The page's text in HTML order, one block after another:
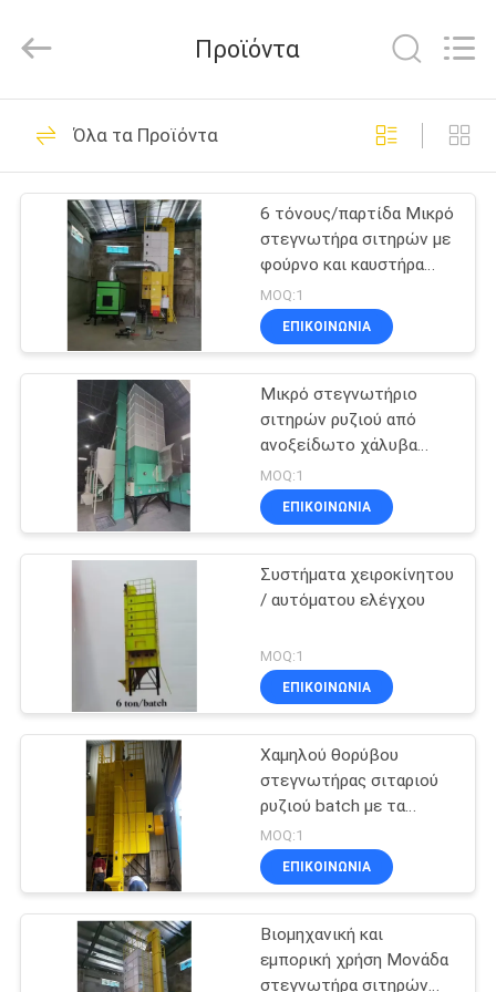
ΣΠΊΤΙ
ΠΡΟΪΌΝΤΑ
ΠΕΡΊΠΟΥ
ΓΎΡΟΣ
ΕΡΓΟΣΤΑΣΊΩΝ
ΠΟΙΟΤΙΚΌΣ
ΈΛΕΓΧΟΣ
ΕΛΆΤΕ
ΜΕ
ΕΙΔΉΣΕΙΣ
ΖΗΤΉΣΤΕ
ΈΝΑ
ΑΠΌΣΠΑΣΜΑ
Reserved.
Ξηραντής κόκκων
ρυζιού
51
Στεγνωτήρας
σιταριού batch
56
Στεγνωτήριο με
μικρά σιτάρια
Στεγνωτήρας
μεικτής ροής
Προϊόντα
Όλα τα Προϊόντα
6 τόνους/παρτίδα Μικρό
στεγνωτήρα σιτηρών με
φούρνο και καυστήρα
ντίζελ
MOQ:1
ΕΠΙΚΟΙΝΩΝΊΑ
Μικρό στεγνωτήριο
σιτηρών ρυζιού από
ανοξείδωτο χάλυβα
χαμηλό επίπεδο
θορύβου 220V / 380V
6ton/παρτίδα
MOQ:1
ΕΠΙΚΟΙΝΩΝΊΑ
Συστήματα χειροκίνητου
/ αυτόματου ελέγχου
MOQ:1
ΕΠΙΚΟΙΝΩΝΊΑ
Χαμηλού θορύβου
στεγνωτήρας σιταριού
ρυζιού batch με τα
πολλαπλάσια
χαρακτηριστικά
γνωρίσματα ασφάλειας
MOQ:1
ΕΠΙΚΟΙΝΩΝΊΑ
Βιομηχανική και
εμπορική χρήση Μονάδα
στεγνωτήρα σιτηρών